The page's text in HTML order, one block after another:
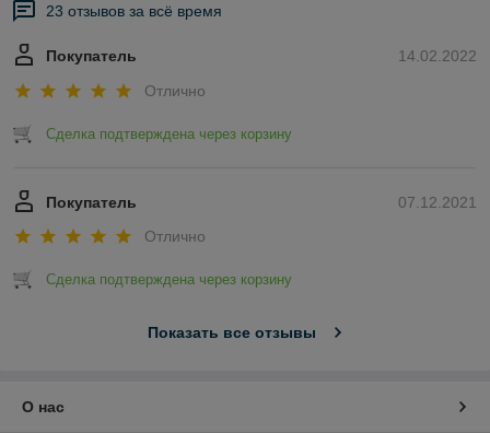
23 отзывов за всё время
14.02.2022
Покупатель
Отлично
Сделка подтверждена через корзину
07.12.2021
Покупатель
Отлично
Сделка подтверждена через корзину
Показать все отзывы
О нас